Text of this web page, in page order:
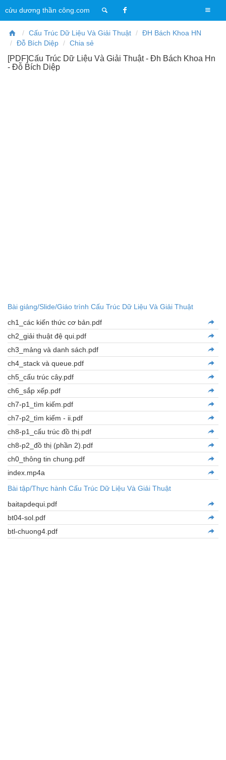
T
o
e
cửu dương thần công.com
Cấu Trúc Dữ Liệu Và Giải Thuật
ĐH Bách Khoa HN
Đỗ Bích Diệp
Chia sẻ
[PDF]Cấu Trúc Dữ Liệu Và Giải Thuật - Đh Bách Khoa Hn
- Đỗ Bích Diệp
Bài giảng/Slide/Giáo trình Cấu Trúc Dữ Liệu Và Giải Thuật
ch1_các kiến thức cơ bản.pdf
ch2_giải thuật đệ qui.pdf
ch3_mảng và danh sách.pdf
ch4_stack và queue.pdf
ch5_cấu trúc cây.pdf
ch6_sắp xếp.pdf
ch7-p1_tìm kiếm.pdf
ch7-p2_tìm kiếm - ii.pdf
ch8-p1_cấu trúc đồ thị.pdf
ch8-p2_đồ thị (phần 2).pdf
ch0_thông tin chung.pdf
index.mp4a
Bài tập/Thực hành Cấu Trúc Dữ Liệu Và Giải Thuật
baitapdequi.pdf
bt04-sol.pdf
btl-chuong4.pdf